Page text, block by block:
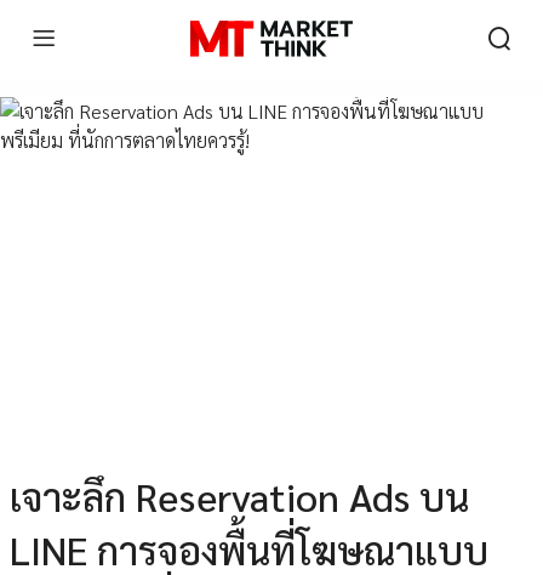
เจาะลึก Reservation Ads บน
LINE การจองพื้นที่โฆษณาแบบ